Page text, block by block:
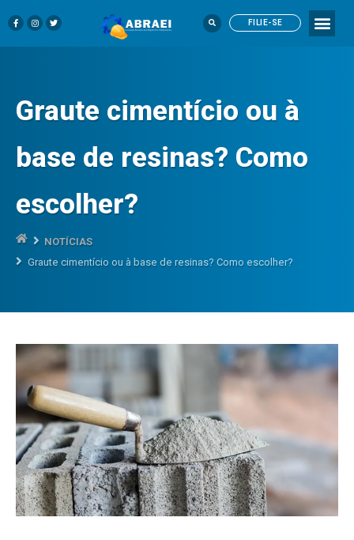
FILIE-SE
Graute cimentício ou à
base de resinas? Como
escolher?
NOTÍCIAS
Graute cimentício ou à base de resinas? Como escolher?